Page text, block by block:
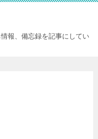
報、備忘録を記事にしてい